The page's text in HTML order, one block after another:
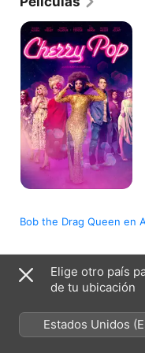
Cherry
Pop
Bob the Drag Queen en
Honduras (Español) English
Términos del servicio de internet
Soporte
Elige otro país
de tu ubicación
Estados Unidos
México)